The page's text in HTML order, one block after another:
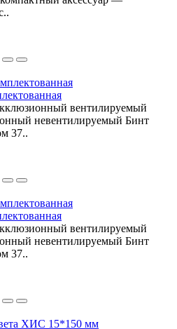
вентилируемый
невентилируемый Бинт
37..
вентилируемый
невентилируемый Бинт
37..